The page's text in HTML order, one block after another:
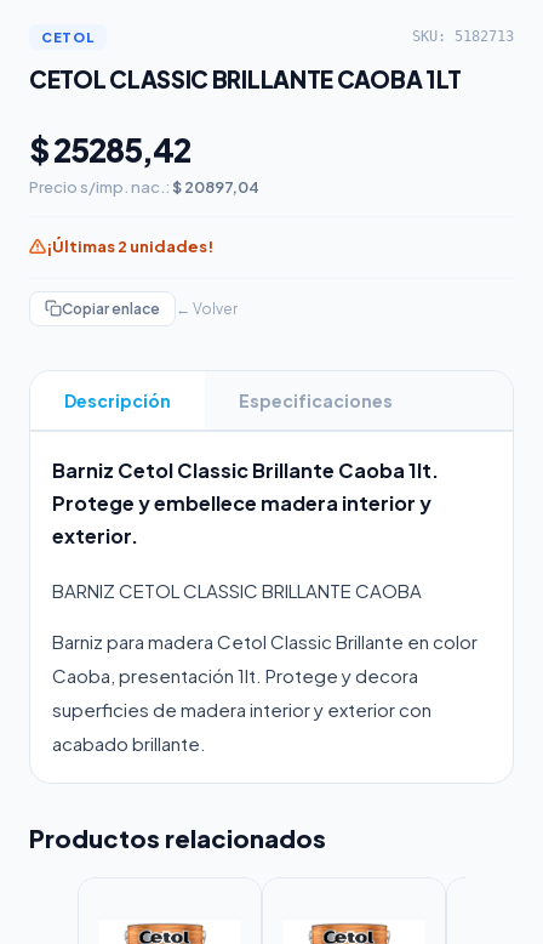
CETOL SKU: 5182713
CETOL CLASSIC BRILLANTE CAOBA 1LT
$ 25285,42
Precio s/imp. nac.: $ 20897,04
¡Últimas 2 unidades!
Copiar enlace ← Volver
Descripción Especificaciones
Barniz Cetol Classic Brillante Caoba 1lt.
Protege y embellece madera interior y
exterior.
BARNIZ CETOL CLASSIC BRILLANTE CAOBA
Barniz para madera Cetol Classic Brillante en color
Caoba, presentación 1lt. Protege y decora
superficies de madera interior y exterior con
acabado brillante.
Productos relacionados